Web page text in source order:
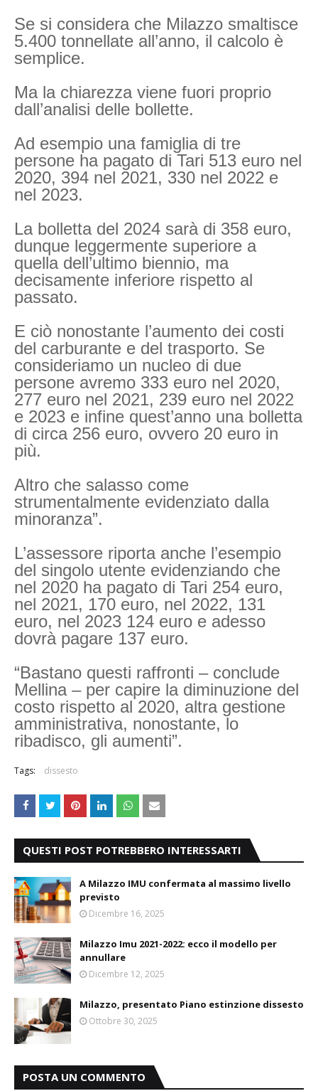
Se si considera che Milazzo smaltisce
5.400 tonnellate all’anno, il calcolo è
semplice.
Ma la chiarezza viene fuori proprio
dall’analisi delle bollette.
Ad esempio una famiglia di tre
persone ha pagato di Tari 513 euro nel
2020, 394 nel 2021, 330 nel 2022 e
nel 2023.
La bolletta del 2024 sarà di 358 euro,
dunque leggermente superiore a
quella dell’ultimo biennio, ma
decisamente inferiore rispetto al
passato.
E ciò nonostante l’aumento dei costi
del carburante e del trasporto. Se
consideriamo un nucleo di due
persone avremo 333 euro nel 2020,
277 euro nel 2021, 239 euro nel 2022
e 2023 e infine quest’anno una bolletta
di circa 256 euro, ovvero 20 euro in
più.
Altro che salasso come
strumentalmente evidenziato dalla
minoranza”.
L’assessore riporta anche l’esempio
del singolo utente evidenziando che
nel 2020 ha pagato di Tari 254 euro,
nel 2021, 170 euro, nel 2022, 131
euro, nel 2023 124 euro e adesso
dovrà pagare 137 euro.
“Bastano questi raffronti – conclude
Mellina – per capire la diminuzione del
costo rispetto al 2020, altra gestione
amministrativa, nonostante, lo
ribadisco, gli aumenti”.
Tags: dissesto
QUESTI POST POTREBBERO INTERESSARTI
A Milazzo IMU confermata al massimo livello
previsto
Dicembre 16, 2025
Milazzo Imu 2021-2022: ecco il modello per
annullare
Dicembre 12, 2025
Milazzo, presentato Piano estinzione dissesto
Ottobre 30, 2025
POSTA UN COMMENTO